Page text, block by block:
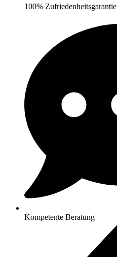
100% Zufriedenheitsgarantie
Kompetente Beratung